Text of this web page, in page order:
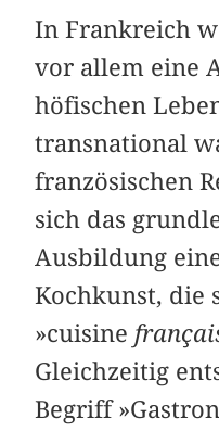
In Frankreich
vor allem eine
höfischen
transnational
französischen
sich das
Ausbildung
Kochkunst, die
»cuisine
Gleichzeitig
Begriff